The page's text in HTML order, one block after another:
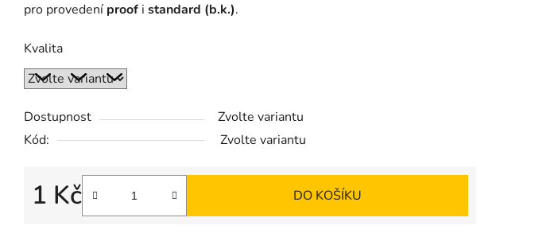
pro provedení proof i standard (b.k.).
Kvalita
Dostupnost
Zvolte variantu
Kód:
Zvolte variantu
1 Kč DO KOŠÍKU